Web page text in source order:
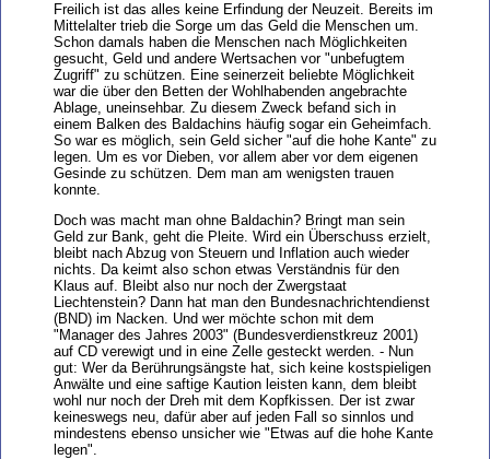
Freilich ist das alles keine Erfindung der Neuzeit. Bereits im
Mittelalter trieb die Sorge um das Geld die Menschen um.
Schon damals haben die Menschen nach Möglichkeiten
gesucht, Geld und andere Wertsachen vor "unbefugtem
Zugriff" zu schützen. Eine seinerzeit beliebte Möglichkeit
war die über den Betten der Wohlhabenden angebrachte
Ablage, uneinsehbar. Zu diesem Zweck befand sich in
einem Balken des Baldachins häufig sogar ein Geheimfach.
So war es möglich, sein Geld sicher "auf die hohe Kante" zu
legen. Um es vor Dieben, vor allem aber vor dem eigenen
Gesinde zu schützen. Dem man am wenigsten trauen
konnte.
Doch was macht man ohne Baldachin? Bringt man sein
Geld zur Bank, geht die Pleite. Wird ein Überschuss erzielt,
bleibt nach Abzug von Steuern und Inflation auch wieder
nichts. Da keimt also schon etwas Verständnis für den
Klaus auf. Bleibt also nur noch der Zwergstaat
Liechtenstein? Dann hat man den Bundesnachrichtendienst
(BND) im Nacken. Und wer möchte schon mit dem
"Manager des Jahres 2003" (Bundesverdienstkreuz 2001)
auf CD verewigt und in eine Zelle gesteckt werden. - Nun
gut: Wer da Berührungsängste hat, sich keine kostspieligen
Anwälte und eine saftige Kaution leisten kann, dem bleibt
wohl nur noch der Dreh mit dem Kopfkissen. Der ist zwar
keineswegs neu, dafür aber auf jeden Fall so sinnlos und
mindestens ebenso unsicher wie "Etwas auf die hohe Kante
legen".